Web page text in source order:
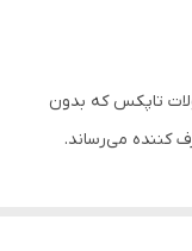
تاپکس که بدون
کننده می‌رساند.